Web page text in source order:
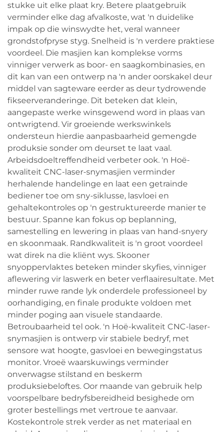
stukke uit elke plaat kry. Betere plaatgebruik
verminder elke dag afvalkoste, wat 'n duidelike
impak op die winswydte het, veral wanneer
grondstofpryse styg. Snelheid is 'n verdere praktiese
voordeel. Die masjien kan komplekse vorms
vinniger verwerk as boor- en saagkombinasies, en
dit kan van een ontwerp na 'n ander oorskakel deur
middel van sagteware eerder as deur tydrowende
fikseerveranderinge. Dit beteken dat klein,
aangepaste werke winsgewend word in plaas van
ontwrigtend. Vir groeiende werkswinkels
ondersteun hierdie aanpasbaarheid gemengde
produksie sonder om deurset te laat vaal.
Arbeidsdoeltreffendheid verbeter ook. 'n Hoë-
kwaliteit CNC-laser-snymasjien verminder
herhalende handelinge en laat een getrainde
bediener toe om sny-siklusse, lasvloei en
gehaltekontroles op 'n gestruktureerde manier te
bestuur. Spanne kan fokus op beplanning,
samestelling en lewering in plaas van hand-snyery
en skoonmaak. Randkwaliteit is 'n groot voordeel
wat direk na die kliënt wys. Skooner
snyoppervlaktes beteken minder skyfies, vinniger
aflewering vir laswerk en beter verflaairesultate. Met
minder ruwe rande lyk onderdele professioneel by
oorhandiging, en finale produkte voldoen met
minder poging aan visuele standaarde.
Betroubaarheid tel ook. 'n Hoë-kwaliteit CNC-laser-
snymasjien is ontwerp vir stabiele bedryf, met
sensore wat hoogte, gasvloei en bewegingstatus
monitor. Vroeë waarskuwings verminder
onverwagse stilstand en beskerm
produksiebeloftes. Oor maande van gebruik help
voorspelbare bedryfsbereidheid besighede om
groter bestellings met vertroue te aanvaar.
Kostekontrole strek verder as net materiaal en